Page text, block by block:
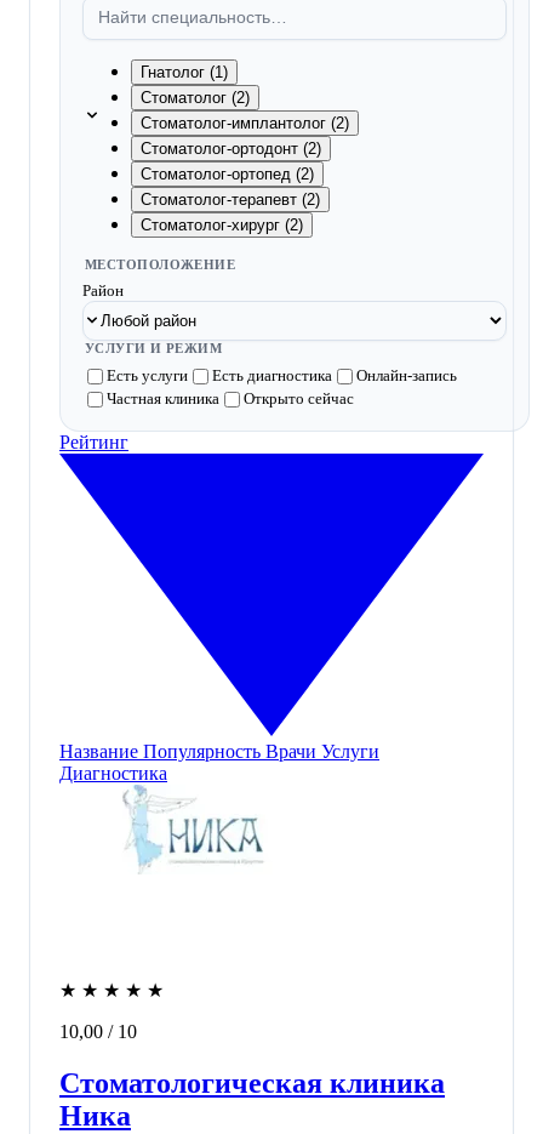
Гнатолог (1)
Стоматолог (2)
Стоматолог-имплантолог (2)
Стоматолог-ортодонт (2)
Стоматолог-ортопед (2)
Стоматолог-терапевт (2)
Стоматолог-хирург (2)
МЕСТОПОЛОЖЕНИЕ
Район
УСЛУГИ И РЕЖИМ
Есть услуги Есть диагностика
Онлайн-запись
Частная клиника
Открыто сейчас
Рейтинг
Название Популярность Врачи Услуги
Диагностика
★ ★ ★ ★ ★
10,00 / 10
Стоматологическая клиника
Ника